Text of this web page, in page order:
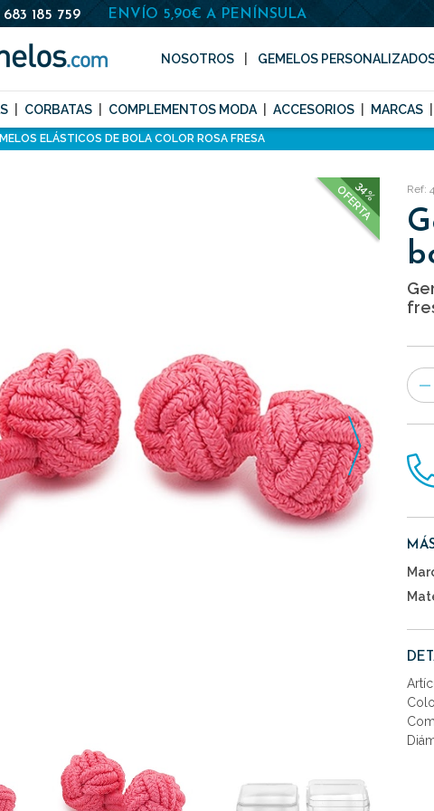
683 185 759 ENVÍO 5,90€ A PENÍNSULA
NOSOTROS GEMELOS
CORBATAS COMPLEMENTOS MODA ACCESORIOS MARCAS
ELÁSTICOS DE BOLA COLOR ROSA FRESA
34%
OFERTA Ref:
de